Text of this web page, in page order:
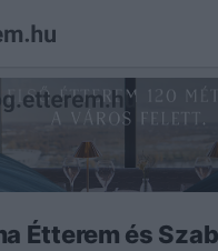
Étterem és